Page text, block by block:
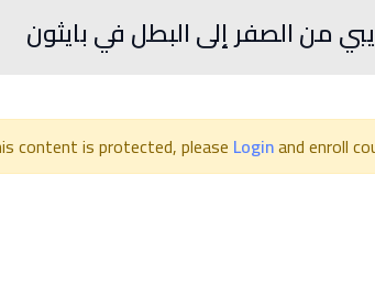
من الصفر إلى البطل في بايثون
content is protected, please Loginand enroll